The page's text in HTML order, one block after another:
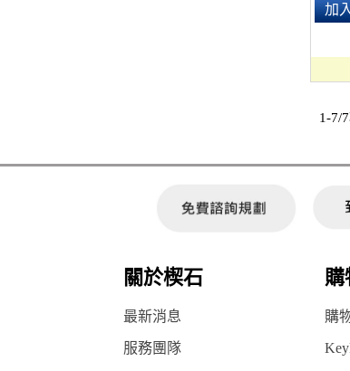
加
1-7/
關於楔石 購
最新消息 購
服務團隊